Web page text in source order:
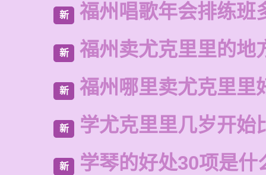
新 福州唱歌年会排练班
新 福州卖尤克里里的地
新 福州哪里卖尤克里里
新 学尤克里里几岁开始
新 学琴的好处30项是什